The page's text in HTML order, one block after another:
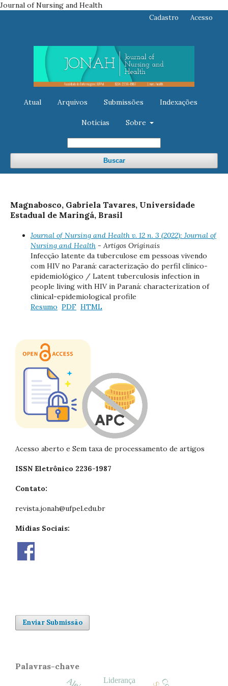
Journal of Nursing and Health
Atual Arquivos Submissões Indexações
Notícias Sobre
Buscar
Cadastro Acesso
Magnabosco, Gabriela Tavares, Universidade
Estadual de Maringá, Brasil
Journal of Nursing and Health v. 12 n. 3 (2022): Journal of
Nursing and Health - Artigos Originais
Infecção latente da tuberculose em pessoas vivendo
com HIV no Paraná: caracterização do perfil clínico-
epidemiológico / Latent tuberculosis infection in
people living with HIV in Paraná: characterization of
clinical-epidemiological profile
Resumo PDF HTML
Acesso aberto e Sem taxa de processamento de artigos
ISSN Eletrônico 2236-1987
Contato:
revista.jonah@ufpel.edu.br
Mídias Sociais:
Enviar Submissão
Palavras-chave
Liderança